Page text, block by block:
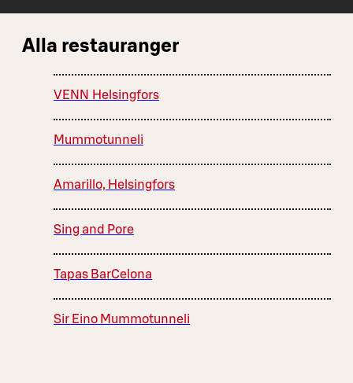
Alla restauranger
VENN Helsingfors
Mummotunneli
Amarillo, Helsingfors
Sing and Pore
Tapas BarCelona
Sir Eino Mummotunneli